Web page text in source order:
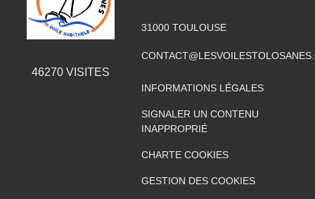
46270VISITES
31000 TOULOUSE
INFORMATIONS LÉGALES
SIGNALER UN CONTENU
INAPPROPRIÉ
CHARTE COOKIES
GESTION DES COOKIES